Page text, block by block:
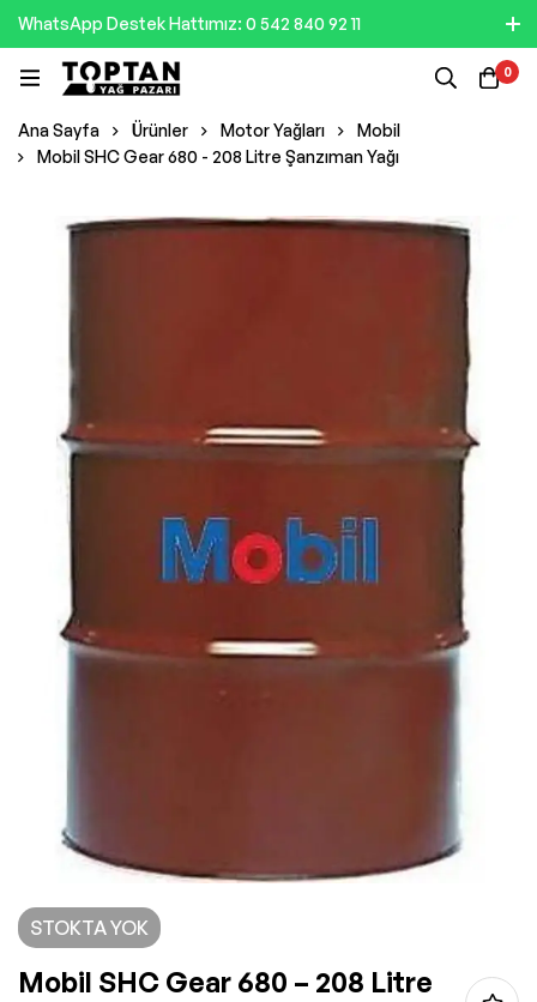
WhatsApp Destek Hattımız: 0 542 840 92 11
0
Ana Sayfa Ürünler Motor Yağları
Mobil
Mobil SHC Gear 680 - 208 Litre Şanzıman Yağı
STOKTA YOK
Mobil SHC Gear 680 – 208 Litre